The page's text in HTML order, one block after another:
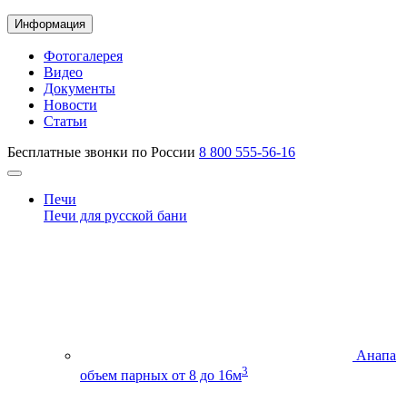
Информация
Фотогалерея
Видео
Документы
Новости
Статьи
Бесплатные звонки по России 8 800 555-56-16
Печи
Печи для русской бани
Анапа
объем парных от 8 до 16м3